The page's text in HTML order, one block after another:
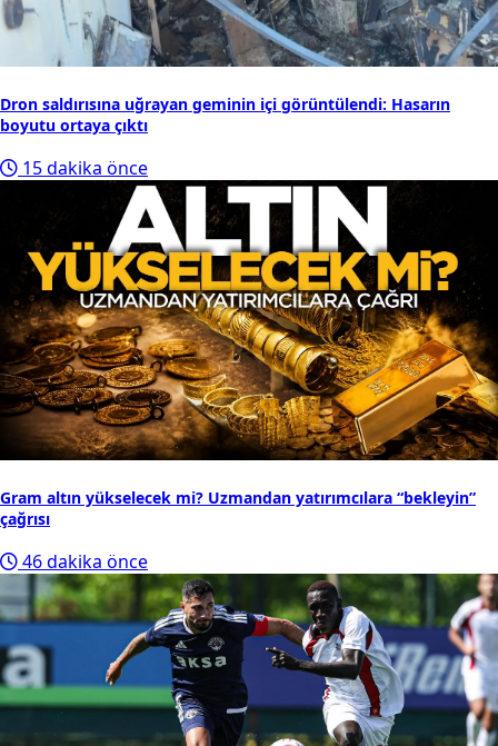
Dron saldırısına uğrayan geminin içi görüntülendi: Hasarın
boyutu ortaya çıktı
15 dakika önce
Gram altın yükselecek mi? Uzmandan yatırımcılara “bekleyin”
çağrısı
46 dakika önce